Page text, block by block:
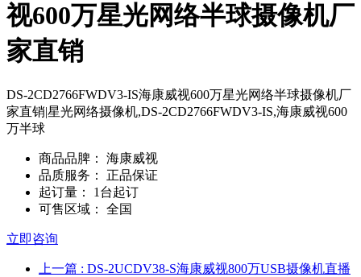
视600万星光网络半球摄像机厂
家直销
DS-2CD2766FWDV3-IS海康威视600万星光网络半球摄像机厂
家直销|星光网络摄像机,DS-2CD2766FWDV3-IS,海康威视600
万半球
商品品脾：
海康威视
品质服务：
正品保证
起订量：
1台起订
可售区域：
全国
立即咨询
上一篇 : DS-2UCDV38-S海康威视800万USB摄像机直播